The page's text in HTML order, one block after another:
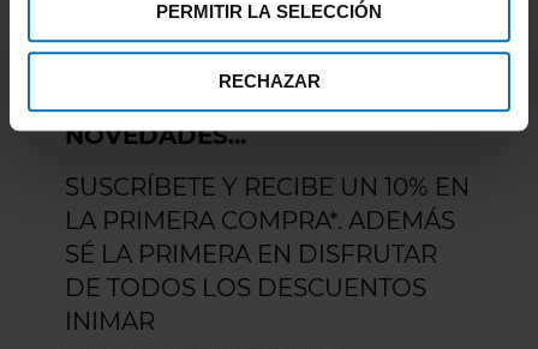
PERMITIR LA SELECCIÓN
RECHAZAR
DESCUENTOS, PROMOCIONES,
NOVEDADES...
SUSCRÍBETE Y RECIBE UN 10% EN
LA PRIMERA COMPRA*. ADEMÁS
SÉ LA PRIMERA EN DISFRUTAR
DE TODOS LOS DESCUENTOS
INIMAR